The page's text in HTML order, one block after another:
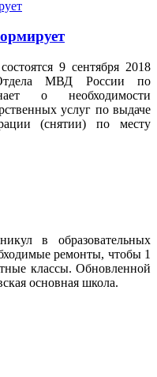
9 сентября 2018
МВД России по
о необходимости
услуг по выдаче
(снятии) по месту
в образовательных
ремонты, чтобы 1
классы. Обновленной
основная школа.